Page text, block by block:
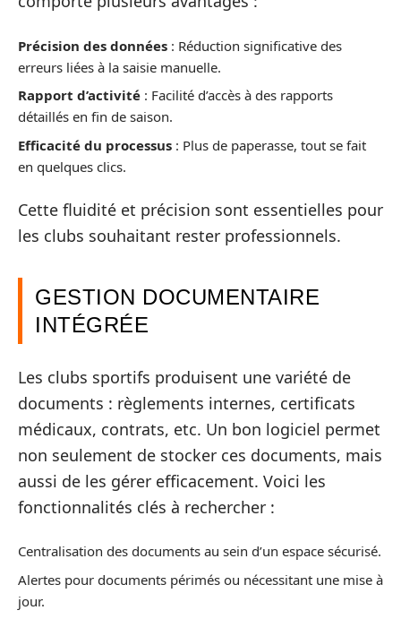
Précision des données : Réduction significative des
erreurs liées à la saisie manuelle.
Rapport d’activité : Facilité d’accès à des rapports
détaillés en fin de saison.
Efficacité du processus : Plus de paperasse, tout se fait
en quelques clics.
Cette fluidité et précision sont essentielles pour
les clubs souhaitant rester professionnels.
GESTION DOCUMENTAIRE
INTÉGRÉE
Les clubs sportifs produisent une variété de
documents : règlements internes, certificats
médicaux, contrats, etc. Un bon logiciel permet
non seulement de stocker ces documents, mais
aussi de les gérer efficacement. Voici les
fonctionnalités clés à rechercher :
Centralisation des documents au sein d’un espace sécurisé.
Alertes pour documents périmés ou nécessitant une mise à
jour.